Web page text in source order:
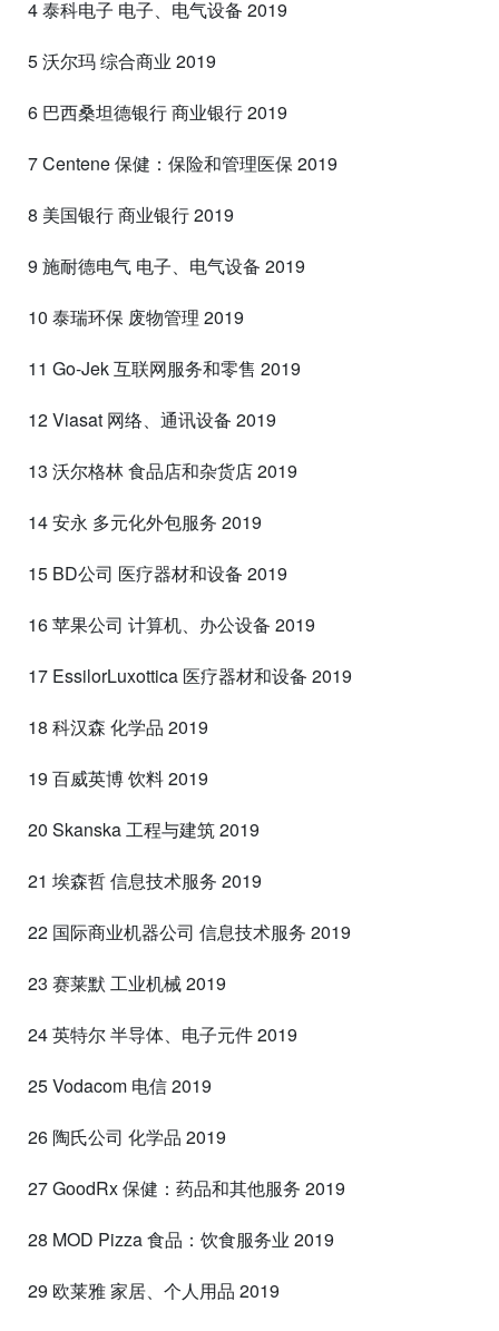
4 泰科电子 电子、电气设备 2019
5 沃尔玛 综合商业 2019
6 巴西桑坦德银行 商业银行 2019
7 Centene 保健：保险和管理医保 2019
8 美国银行 商业银行 2019
9 施耐德电气 电子、电气设备 2019
10 泰瑞环保 废物管理 2019
11 Go-Jek 互联网服务和零售 2019
12 Viasat 网络、通讯设备 2019
13 沃尔格林 食品店和杂货店 2019
14 安永 多元化外包服务 2019
15 BD公司 医疗器材和设备 2019
16 苹果公司 计算机、办公设备 2019
17 EssilorLuxottica 医疗器材和设备 2019
18 科汉森 化学品 2019
19 百威英博 饮料 2019
20 Skanska 工程与建筑 2019
21 埃森哲 信息技术服务 2019
22 国际商业机器公司 信息技术服务 2019
23 赛莱默 工业机械 2019
24 英特尔 半导体、电子元件 2019
25 Vodacom 电信 2019
26 陶氏公司 化学品 2019
27 GoodRx 保健：药品和其他服务 2019
28 MOD Pizza 食品：饮食服务业 2019
29 欧莱雅 家居、个人用品 2019